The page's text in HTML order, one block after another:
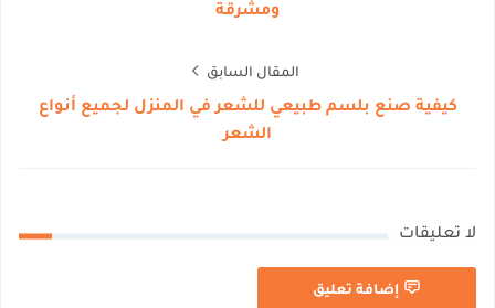
ومشرقة
المقال السابق
كيفية صنع بلسم طبيعي للشعر في المنزل لجميع أنواع
الشعر
لا تعليقات
إضافة تعليق